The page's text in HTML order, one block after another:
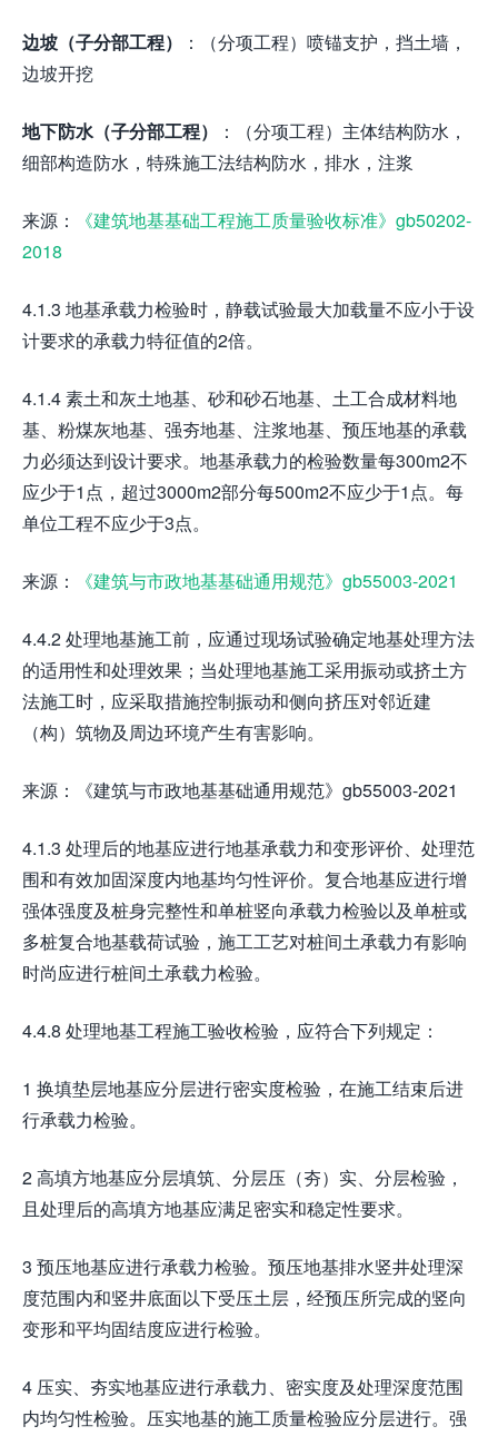
边坡（子分部工程）
：（分项工程）喷锚支护，挡土墙，
边坡开挖
地下防水（子分部工程）
：（分项工程）主体结构防水，
细部构造防水，特殊施工法结构防水，排水，注浆
来源：
《建筑地基基础工程施工质量验收标准》gb50202-
2018
4.1.3 地基承载力检验时，静载试验最大加载量不应小于设
计要求的承载力特征值的2倍。
4.1.4 素土和灰土地基、砂和砂石地基、土工合成材料地
基、粉煤灰地基、强夯地基、注浆地基、预压地基的承载
力必须达到设计要求。地基承载力的检验数量每300m2不
应少于1点，超过3000m2部分每500m2不应少于1点。每
单位工程不应少于3点。
来源： 《建筑与市政地基基础通用规范》gb55003-2021
4.4.2 处理地基施工前，应通过现场试验确定地基处理方法
的适用性和处理效果；当处理地基施工采用振动或挤土方
法施工时，应采取措施控制振动和侧向挤压对邻近建
（构）筑物及周边环境产生有害影响。
来源：《建筑与市政地基基础通用规范》gb55003-2021
4.1.3 处理后的地基应进行地基承载力和变形评价、处理范
围和有效加固深度内地基均匀性评价。复合地基应进行增
强体强度及桩身完整性和单桩竖向承载力检验以及单桩或
多桩复合地基载荷试验，施工工艺对桩间土承载力有影响
时尚应进行桩间土承载力检验。
4.4.8 处理地基工程施工验收检验，应符合下列规定：
1 换填垫层地基应分层进行密实度检验，在施工结束后进
行承载力检验。
2 高填方地基应分层填筑、分层压（夯）实、分层检验，
且处理后的高填方地基应满足密实和稳定性要求。
3 预压地基应进行承载力检验。预压地基排水竖井处理深
度范围内和竖井底面以下受压土层，经预压所完成的竖向
变形和平均固结度应进行检验。
4 压实、夯实地基应进行承载力、密实度及处理深度范围
内均匀性检验。压实地基的施工质量检验应分层进行。强